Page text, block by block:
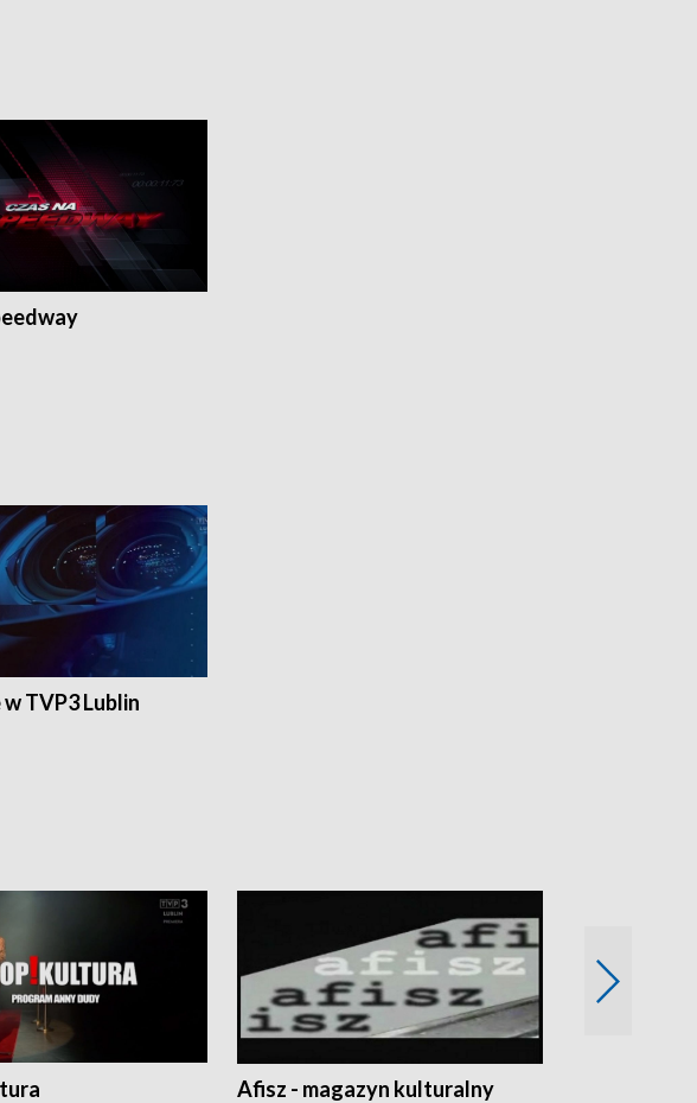
TVP3 Lublin
Afisz - magazyn kulturalny